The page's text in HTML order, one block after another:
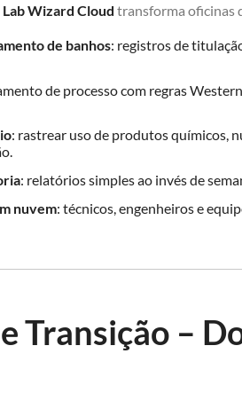
Lab Wizard Cloud transforma oficinas
de banhos: registros de
de processo com regras
: rastrear uso de produtos químicos,
: relatórios simples ao invés de
nuvem: técnicos, engenheiros e
Transição –